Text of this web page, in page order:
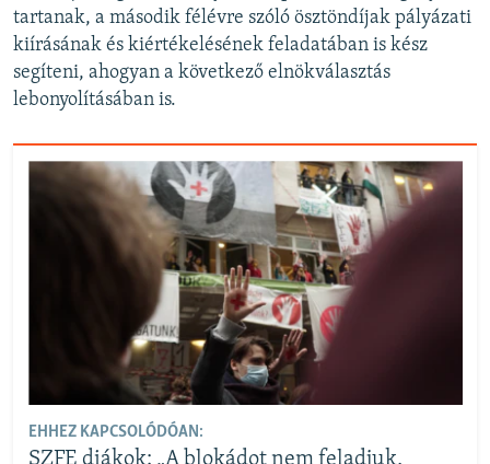
tartanak, a második félévre szóló ösztöndíjak pályázati
kiírásának és kiértékelésének feladatában is kész
segíteni, ahogyan a következő elnökválasztás
lebonyolításában is.
EHHEZ KAPCSOLÓDÓAN:
SZFE diákok: „A blokádot nem feladjuk,